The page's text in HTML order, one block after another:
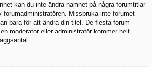
kan du inte ändra namnet på några forumtitlar
forumadministratören. Missbruka inte forumet
bara för att ändra din titel. De flesta forum
moderator eller administratör kommer helt